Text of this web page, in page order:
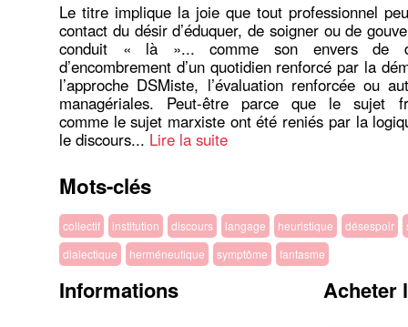
Le titre implique la joie que tout professionnel
contact du désir d’éduquer, de soigner ou de
conduit « là »... comme son envers de
d’encombrement d’un quotidien renforcé par la
l’approche DSMiste, l’évaluation renforcée ou
managériales. Peut-être parce que le sujet
comme le sujet marxiste ont été reniés par la
le discours... Lire la suite
Mots-clés
collectif institution discours langage heuristique désespoir
dialectique
herméneutique symptôme fantasme
Informations Acheter